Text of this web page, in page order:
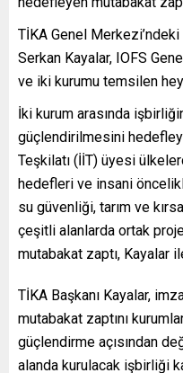
TİKA Genel
Serkan Kayalar, IOFS
ve iki kurumu temsilen
İki kurum arasında
güçlendirilmesini
Teşkilatı (İİT) üyesi
hedefleri ve insani
su güvenliği, tarım ve
çeşitli alanlarda ortak
mutabakat zaptı, Kayalar
TİKA Başkanı Kayalar,
mutabakat zaptını
güçlendirme açısından
alanda kurulacak işbirliği